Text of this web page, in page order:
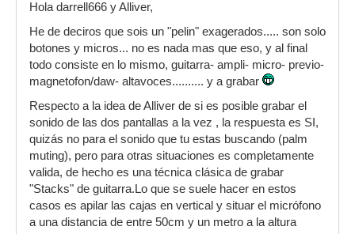
Hola darrell666 y Alliver,
He de deciros que sois un "pelin" exagerados..... son solo
botones y micros... no es nada mas que eso, y al final
todo consiste en lo mismo, guitarra- ampli- micro- previo-
magnetofon/daw- altavoces.......... y a grabar
Respecto a la idea de Alliver de si es posible grabar el
sonido de las dos pantallas a la vez , la respuesta es SI,
quizás no para el sonido que tu estas buscando (palm
muting), pero para otras situaciones es completamente
valida, de hecho es una técnica clásica de grabar
"Stacks" de guitarra.Lo que se suele hacer en estos
casos es apilar las cajas en vertical y situar el micrófono
a una distancia de entre 50cm y un metro a la altura